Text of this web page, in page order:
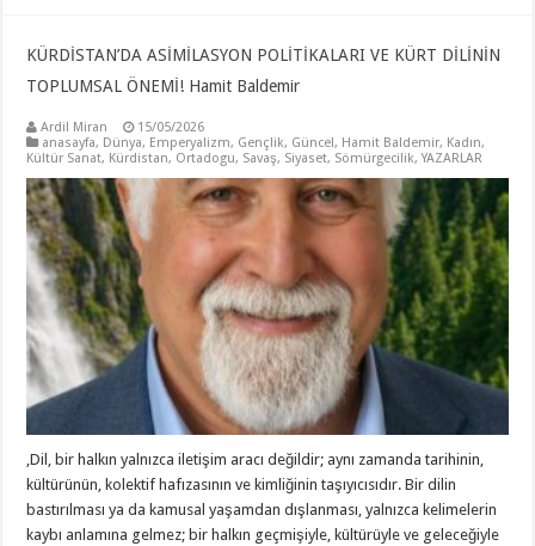
KÜRDİSTAN’DA ASİMİLASYON POLİTİKALARI VE KÜRT DİLİNİN
TOPLUMSAL ÖNEMİ! Hamit Baldemir
Ardil Miran
15/05/2026
anasayfa, Dünya, Emperyalizm, Gençlik, Güncel, Hamit Baldemir, Kadın,
Kültür Sanat, Kürdistan, Ortadogu, Savaş, Siyaset, Sömürgecilik,YAZARLAR
,Dil, bir halkın yalnızca iletişim aracı değildir; aynı zamanda tarihinin,
kültürünün, kolektif hafızasının ve kimliğinin taşıyıcısıdır. Bir dilin
bastırılması ya da kamusal yaşamdan dışlanması, yalnızca kelimelerin
kaybı anlamına gelmez; bir halkın geçmişiyle, kültürüyle ve geleceğiyle